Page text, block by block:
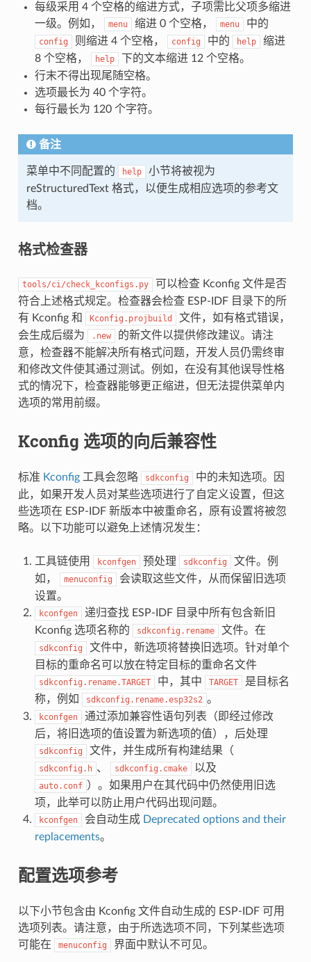
每级采用 4 个空格的缩进方式，子项需比父项多缩进
一级。例如，
menu 缩进 0 个空格， menu 中的
config 则缩进 4 个空格， config 中的 help
缩进
8 个空格，
help
下的文本缩进 12 个空格。
行末不得出现尾随空格。
选项最长为 40 个字符。
每行最长为 120 个字符。
备注
菜单中不同配置的 help
小节将被视为
reStructuredText 格式，以便生成相应选项的参考文
档。
格式检查器
tools/ci/check_kconfigs.py
可以检查 Kconfig 文件是否
符合上述格式规定。检查器会检查 ESP-IDF 目录下的所
有 Kconfig 和
Kconfig.projbuild
文件，如有格式错误，
会生成后缀为
.new
的新文件以提供修改建议。请注
意，检查器不能解决所有格式问题，开发人员仍需终审
和修改文件使其通过测试。例如，在没有其他误导性格
式的情况下，检查器能够更正缩进，但无法提供菜单内
选项的常用前缀。
Kconfig 选项的向后兼容性
标准 Kconfig工具会忽略 sdkconfig
中的未知选项。因
此，如果开发人员对某些选项进行了自定义设置，但这
些选项在 ESP-IDF 新版本中被重命名，原有设置将被忽
略。以下功能可以避免上述情况发生：
工具链使用 kconfgen 预处理 sdkconfig
文件。例
如，
menuconfig
会读取这些文件，从而保留旧选项
设置。
kconfgen
递归查找 ESP-IDF 目录中所有包含新旧
Kconfig 选项名称的
sdkconfig.rename 文件。在
sdkconfig
文件中，新选项将替换旧选项。针对单个
目标的重命名可以放在特定目标的重命名文件
sdkconfig.rename.TARGET 中，其中 TARGET
是目标名
称，例如
sdkconfig.rename.esp32s2 。
kconfgen
通过添加兼容性语句列表（即经过修改
后，将旧选项的值设置为新选项的值），后处理
sdkconfig 文件，并生成所有构建结果（
sdkconfig.h 、 sdkconfig.cmake 以及
auto.conf ）。如果用户在其代码中仍然使用旧选
项，此举可以防止用户代码出现问题。
kconfgen 会自动生成 Deprecated options and their
replacements。
配置选项参考
以下小节包含由 Kconfig 文件自动生成的 ESP-IDF 可用
选项列表。请注意，由于所选选项不同，下列某些选项
可能在
menuconfig 界面中默认不可见。